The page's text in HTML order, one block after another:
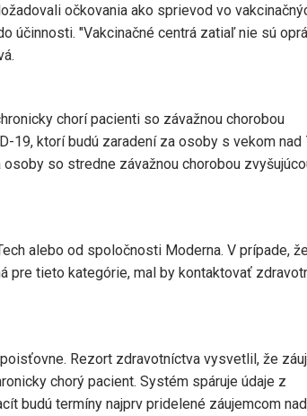
očkovania ako sprievod vo
účinnosti. "Vakcinačné centrá zatiaľ nie sú
chorí pacienti so závažnou chorobou
19, ktorí budú zaradení za osoby s vekom nad
so stredne závažnou chorobou
alebo od spoločnosti Moderna. V prípade, že
pre tieto kategórie, mal by kontaktovať
Rezort zdravotníctva vysvetlil, že
chorý pacient. Systém spáruje údaje z
budú termíny najprv pridelené záujemcom